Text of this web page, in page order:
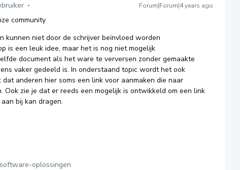
Forum|Forum|4 years ago
community
kunnen niet door de schrijver beïnvloed worden
is een leuk idee, maar het is nog niet mogelijk
document als het ware te verversen zonder gemaakte
vaker gedeeld is. In onderstaand topic wordt het ook
dat anderen hier soms een link voor aanmaken die naar
Ook zie je dat er reeds een mogelijk is ontwikkeld om een link
bij kan dragen.
oplossingen